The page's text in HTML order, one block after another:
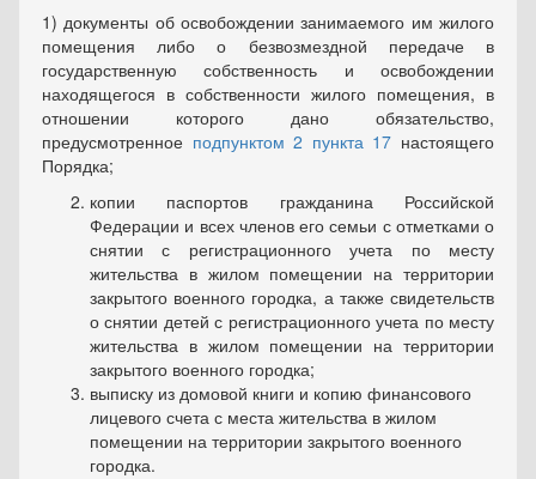
1) документы об освобождении занимаемого им жилого
помеще­ния либо о безвозмездной передаче в
государственную собственность и освобождении
находящегося в собственности жилого помещения, в
отношении которого дано обязательство,
предусмотренное подпунк­том 2 пункта 17 настоящего
Порядка;
копии паспортов гражданина Российской
Федерации и всех членов его семьи с отметками о
снятии с регистрационного учета по месту
жительства в жилом помещении на территории
закрытого военного городка, а также свидетельств
о снятии детей с регистраци­онного учета по месту
жительства в жилом помещении на территории
закрытого военного городка;
выписку из домовой книги и копию финансового
лицевого счета с места жительства в жилом
помещении на территории закрыто­го военного
городка.